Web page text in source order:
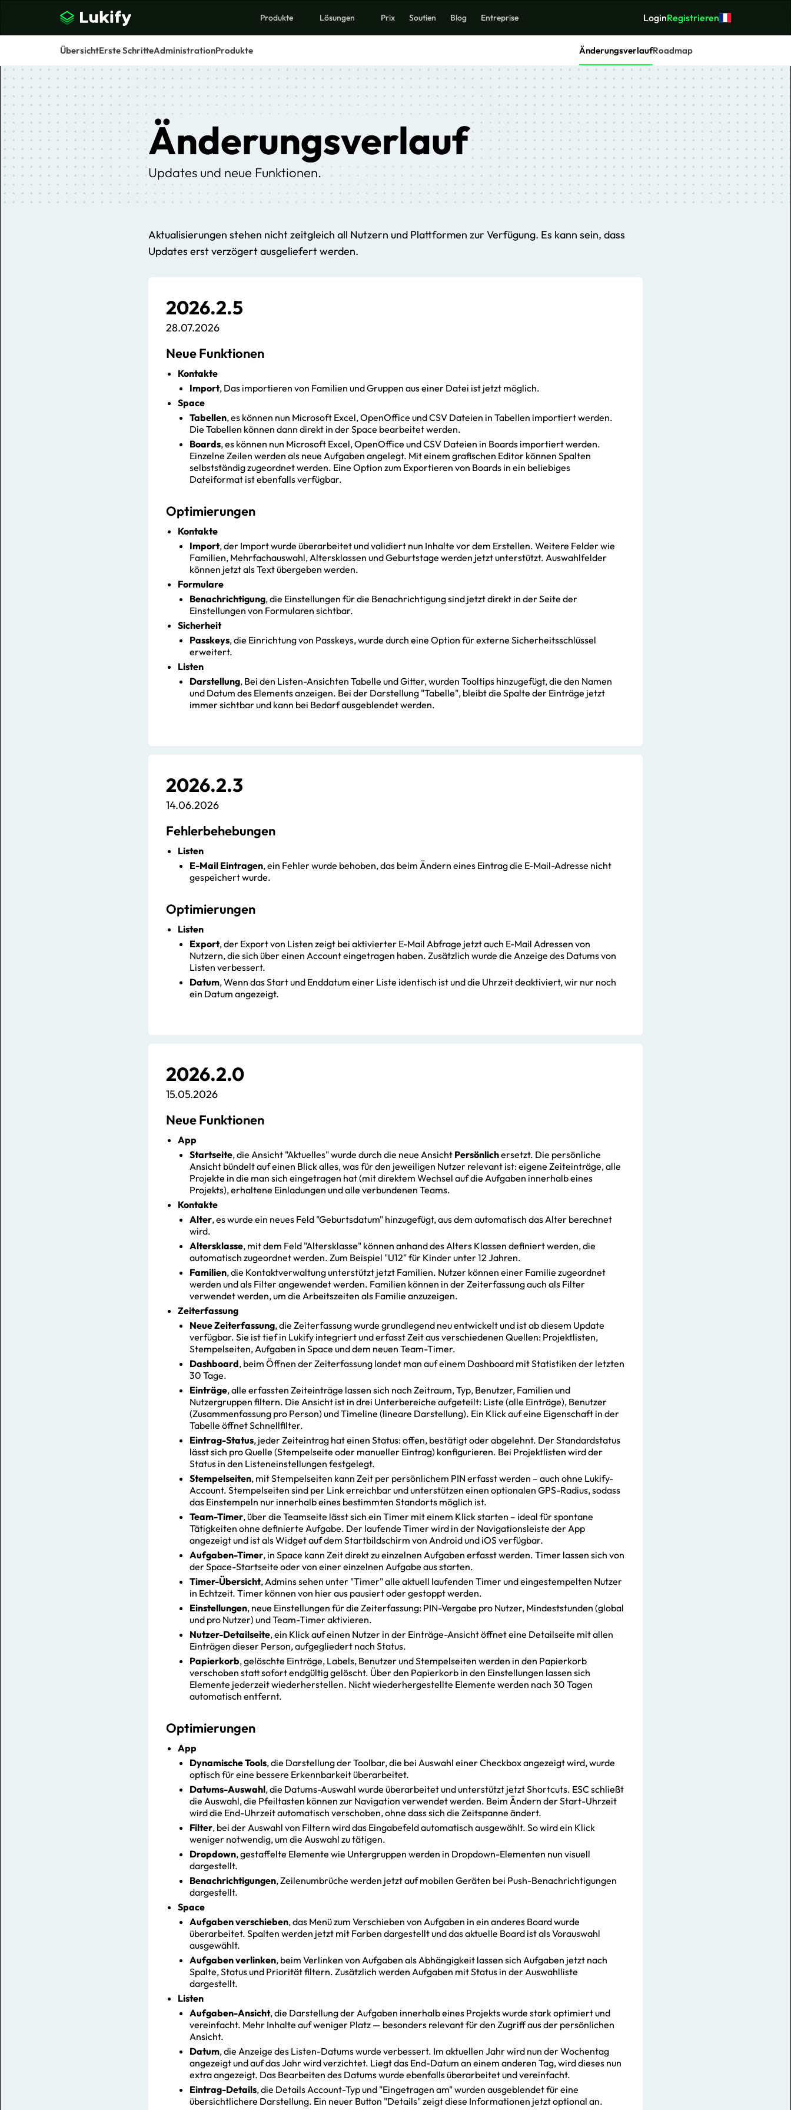
Produkte Lösungen Prix Soutien Blog Entreprise LoginRegistrieren
ÜbersichtErste SchritteAdministrationProdukte ÄnderungsverlaufRoadmap
Änderungsverlauf
Updates und neue Funktionen.
Aktualisierungen stehen nicht zeitgleich all Nutzern und Plattformen zur Verfügung. Es kann sein, dass
Updates erst verzögert ausgeliefert werden.
2026.2.5
28.07.2026
Neue Funktionen
Kontakte
Import, Das importieren von Familien und Gruppen aus einer Datei ist jetzt möglich.
Space
Tabellen, es können nun Microsoft Excel, OpenOffice und CSV Dateien in Tabellen importiert werden.
Die Tabellen können dann direkt in der Space bearbeitet werden.
Boards, es können nun Microsoft Excel, OpenOffice und CSV Dateien in Boards importiert werden.
Einzelne Zeilen werden als neue Aufgaben angelegt. Mit einem grafischen Editor können Spalten
selbstständig zugeordnet werden. Eine Option zum Exportieren von Boards in ein beliebiges
Dateiformat ist ebenfalls verfügbar.
Optimierungen
Kontakte
Import, der Import wurde überarbeitet und validiert nun Inhalte vor dem Erstellen. Weitere Felder wie
Familien, Mehrfachauswahl, Altersklassen und Geburtstage werden jetzt unterstützt. Auswahlfelder
können jetzt als Text übergeben werden.
Formulare
Benachrichtigung, die Einstellungen für die Benachrichtigung sind jetzt direkt in der Seite der
Einstellungen von Formularen sichtbar.
Sicherheit
Passkeys, die Einrichtung von Passkeys, wurde durch eine Option für externe Sicherheitsschlüssel
erweitert.
Listen
Darstellung, Bei den Listen-Ansichten Tabelle und Gitter, wurden Tooltips hinzugefügt, die den Namen
und Datum des Elements anzeigen. Bei der Darstellung "Tabelle", bleibt die Spalte der Einträge jetzt
immer sichtbar und kann bei Bedarf ausgeblendet werden.
2026.2.3
14.06.2026
Fehlerbehebungen
Listen
E-Mail Eintragen, ein Fehler wurde behoben, das beim Ändern eines Eintrag die E-Mail-Adresse nicht
gespeichert wurde.
Optimierungen
Listen
Export, der Export von Listen zeigt bei aktivierter E-Mail Abfrage jetzt auch E-Mail Adressen von
Nutzern, die sich über einen Account eingetragen haben. Zusätzlich wurde die Anzeige des Datums von
Listen verbessert.
Datum, Wenn das Start und Enddatum einer Liste identisch ist und die Uhrzeit deaktiviert, wir nur noch
ein Datum angezeigt.
2026.2.0
15.05.2026
Neue Funktionen
App
Startseite, die Ansicht "Aktuelles" wurde durch die neue Ansicht Persönlichersetzt. Die persönliche
Ansicht bündelt auf einen Blick alles, was für den jeweiligen Nutzer relevant ist: eigene Zeiteinträge, alle
Projekte in die man sich eingetragen hat (mit direktem Wechsel auf die Aufgaben innerhalb eines
Projekts), erhaltene Einladungen und alle verbundenen Teams.
Kontakte
Alter, es wurde ein neues Feld "Geburtsdatum" hinzugefügt, aus dem automatisch das Alter berechnet
wird.
Altersklasse, mit dem Feld "Altersklasse" können anhand des Alters Klassen definiert werden, die
automatisch zugeordnet werden. Zum Beispiel "U12" für Kinder unter 12 Jahren.
Familien, die Kontaktverwaltung unterstützt jetzt Familien. Nutzer können einer Familie zugeordnet
werden und als Filter angewendet werden. Familien können in der Zeiterfassung auch als Filter
verwendet werden, um die Arbeitszeiten als Familie anzuzeigen.
Zeiterfassung
Neue Zeiterfassung, die Zeiterfassung wurde grundlegend neu entwickelt und ist ab diesem Update
verfügbar. Sie ist tief in Lukify integriert und erfasst Zeit aus verschiedenen Quellen: Projektlisten,
Stempelseiten, Aufgaben in Space und dem neuen Team-Timer.
Dashboard, beim Öffnen der Zeiterfassung landet man auf einem Dashboard mit Statistiken der letzten
30 Tage.
Einträge, alle erfassten Zeiteinträge lassen sich nach Zeitraum, Typ, Benutzer, Familien und
Nutzergruppen filtern. Die Ansicht ist in drei Unterbereiche aufgeteilt: Liste (alle Einträge), Benutzer
(Zusammenfassung pro Person) und Timeline (lineare Darstellung). Ein Klick auf eine Eigenschaft in der
Tabelle öffnet Schnellfilter.
Eintrag-Status, jeder Zeiteintrag hat einen Status: offen, bestätigt oder abgelehnt. Der Standardstatus
lässt sich pro Quelle (Stempelseite oder manueller Eintrag) konfigurieren. Bei Projektlisten wird der
Status in den Listeneinstellungen festgelegt.
Stempelseiten, mit Stempelseiten kann Zeit per persönlichem PIN erfasst werden – auch ohne Lukify-
Account. Stempelseiten sind per Link erreichbar und unterstützen einen optionalen GPS-Radius, sodass
das Einstempeln nur innerhalb eines bestimmten Standorts möglich ist.
Team-Timer, über die Teamseite lässt sich ein Timer mit einem Klick starten – ideal für spontane
Tätigkeiten ohne definierte Aufgabe. Der laufende Timer wird in der Navigationsleiste der App
angezeigt und ist als Widget auf dem Startbildschirm von Android und iOS verfügbar.
Aufgaben-Timer, in Space kann Zeit direkt zu einzelnen Aufgaben erfasst werden. Timer lassen sich von
der Space-Startseite oder von einer einzelnen Aufgabe aus starten.
Timer-Übersicht, Admins sehen unter "Timer" alle aktuell laufenden Timer und eingestempelten Nutzer
in Echtzeit. Timer können von hier aus pausiert oder gestoppt werden.
Einstellungen, neue Einstellungen für die Zeiterfassung: PIN-Vergabe pro Nutzer, Mindeststunden (global
und pro Nutzer) und Team-Timer aktivieren.
Nutzer-Detailseite, ein Klick auf einen Nutzer in der Einträge-Ansicht öffnet eine Detailseite mit allen
Einträgen dieser Person, aufgegliedert nach Status.
Papierkorb, gelöschte Einträge, Labels, Benutzer und Stempelseiten werden in den Papierkorb
verschoben statt sofort endgültig gelöscht. Über den Papierkorb in den Einstellungen lassen sich
Elemente jederzeit wiederherstellen. Nicht wiederhergestellte Elemente werden nach 30 Tagen
automatisch entfernt.
Optimierungen
App
Dynamische Tools, die Darstellung der Toolbar, die bei Auswahl einer Checkbox angezeigt wird, wurde
optisch für eine bessere Erkennbarkeit überarbeitet.
Datums-Auswahl, die Datums-Auswahl wurde überarbeitet und unterstützt jetzt Shortcuts. ESC schließt
die Auswahl, die Pfeiltasten können zur Navigation verwendet werden. Beim Ändern der Start-Uhrzeit
wird die End-Uhrzeit automatisch verschoben, ohne dass sich die Zeitspanne ändert.
Filter, bei der Auswahl von Filtern wird das Eingabefeld automatisch ausgewählt. So wird ein Klick
weniger notwendig, um die Auswahl zu tätigen.
Dropdown, gestaffelte Elemente wie Untergruppen werden in Dropdown-Elementen nun visuell
dargestellt.
Benachrichtigungen, Zeilenumbrüche werden jetzt auf mobilen Geräten bei Push-Benachrichtigungen
dargestellt.
Space
Aufgaben verschieben, das Menü zum Verschieben von Aufgaben in ein anderes Board wurde
überarbeitet. Spalten werden jetzt mit Farben dargestellt und das aktuelle Board ist als Vorauswahl
ausgewählt.
Aufgaben verlinken, beim Verlinken von Aufgaben als Abhängigkeit lassen sich Aufgaben jetzt nach
Spalte, Status und Priorität filtern. Zusätzlich werden Aufgaben mit Status in der Auswahlliste
dargestellt.
Listen
Aufgaben-Ansicht, die Darstellung der Aufgaben innerhalb eines Projekts wurde stark optimiert und
vereinfacht. Mehr Inhalte auf weniger Platz — besonders relevant für den Zugriff aus der persönlichen
Ansicht.
Datum, die Anzeige des Listen-Datums wurde verbessert. Im aktuellen Jahr wird nun der Wochentag
angezeigt und auf das Jahr wird verzichtet. Liegt das End-Datum an einem anderen Tag, wird dieses nun
extra angezeigt. Das Bearbeiten des Datums wurde ebenfalls überarbeitet und vereinfacht.
Eintrag-Details, die Details Account-Typ und "Eingetragen am" wurden ausgeblendet für eine
übersichtlichere Darstellung. Ein neuer Button "Details" zeigt diese Informationen jetzt optional an.